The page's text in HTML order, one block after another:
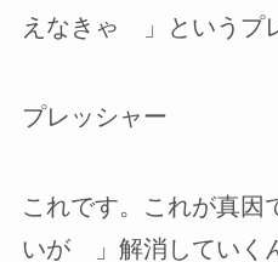
えなきゃ 」というプ
プレッシャー
これです。これが真
いが 」解消していく